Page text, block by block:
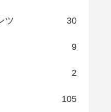
ツ 30
9
2
105